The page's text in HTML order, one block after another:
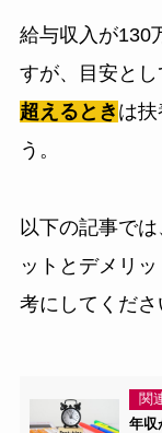
給与収入が130
すが、目安と
超えるとき は
う。
以下の記事で
ットとデメリ
考にしてくださ
関
年収